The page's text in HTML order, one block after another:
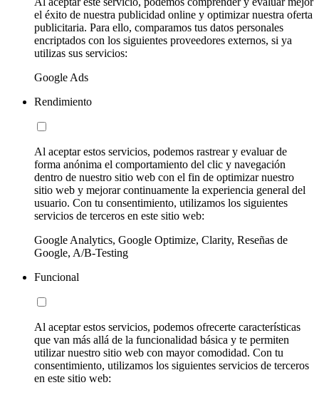
el éxito de nuestra publicidad online y optimizar nuestra oferta
publicitaria. Para ello, comparamos tus datos personales
encriptados con los siguientes proveedores externos, si ya
utilizas sus servicios:
Google Ads
Rendimiento
Al aceptar estos servicios, podemos rastrear y evaluar de
forma anónima el comportamiento del clic y navegación
dentro de nuestro sitio web con el fin de optimizar nuestro
sitio web y mejorar continuamente la experiencia general del
usuario. Con tu consentimiento, utilizamos los siguientes
servicios de terceros en este sitio web:
Google Analytics, Google Optimize, Clarity, Reseñas de
Google, A/B-Testing
Funcional
Al aceptar estos servicios, podemos ofrecerte características
que van más allá de la funcionalidad básica y te permiten
utilizar nuestro sitio web con mayor comodidad. Con tu
consentimiento, utilizamos los siguientes servicios de terceros
en este sitio web: